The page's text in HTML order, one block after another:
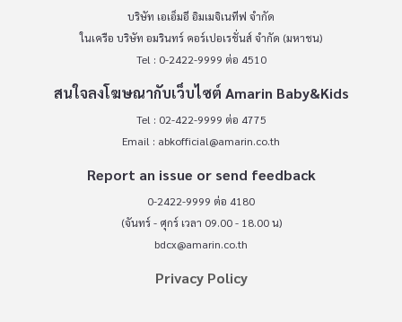
บริษัท เอเอ็มอี อิมเมจิเนทีฟ จำกัด
ในเครือ บริษัท อมรินทร์ คอร์เปอเรชั่นส์ จำกัด (มหาชน)
Tel : 0-2422-9999 ต่อ 4510
สนใจลงโฆษณากับเว็บไซต์ Amarin Baby&Kids
Tel : 02-422-9999 ต่อ 4775
Email : abkofficial@amarin.co.th
Report an issue or send feedback
0-2422-9999 ต่อ 4180
(จันทร์ - ศุกร์ เวลา 09.00 - 18.00 น)
bdcx@amarin.co.th
Privacy Policy